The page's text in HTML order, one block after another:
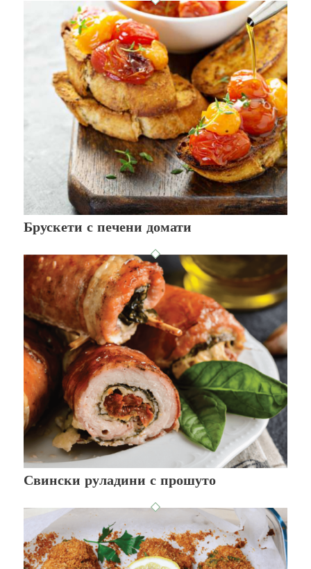
Брускети с печени домати
Свински руладини с прошуто